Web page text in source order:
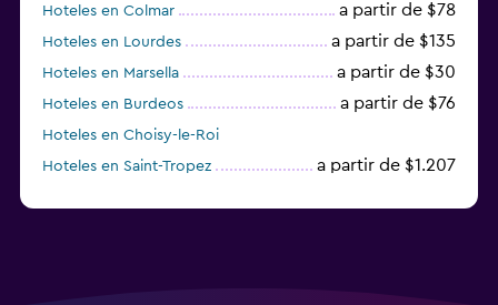
Hoteles en Colmar a partir de $78
Hoteles en Lourdes a partir de $135
Hoteles en Marsella a partir de $30
Hoteles en Burdeos a partir de $76
Hoteles en Choisy-le-Roi
Hoteles en Saint-Tropez
a partir de $1.207